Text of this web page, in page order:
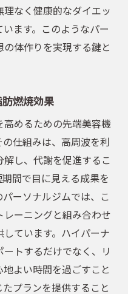
方法の提案
通いのコツ
続ける秘訣
習慣の始め方
イフとパーソナルケ
ソナルケアの相性
紹介
トレーニング
総合的な健康管理
す美の効果
の魅力とは
なく健康的なダイエッ
ます。このようなパー
体作りを実現する鍵と
燃焼効果
めるための先端美容機
仕組みは、高周波を利
し、代謝を促進するこ
間で目に見える成果を
ーソナルジムでは、こ
ーニングと組み合わせ
ています。ハイパーナ
トするだけでなく、リ
よい時間を過ごすこと
プランを提供すること